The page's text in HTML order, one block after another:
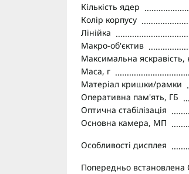
Кількість ядер
Колір корпусу
Лінійка
Макро-об'єктив
Максимальна яскравість,
Маса, г
Матеріал кришки/рамки
Оперативна пам'ять, ГБ
Оптична стабілізація
Основна камера, МП
Особливості дисплея
Попередньо встановлена